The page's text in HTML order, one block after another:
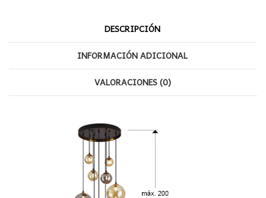
DESCRIPCIÓN
INFORMACIÓN ADICIONAL
VALORACIONES (0)